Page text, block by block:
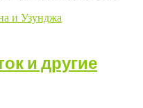
и Узунджа
и другие